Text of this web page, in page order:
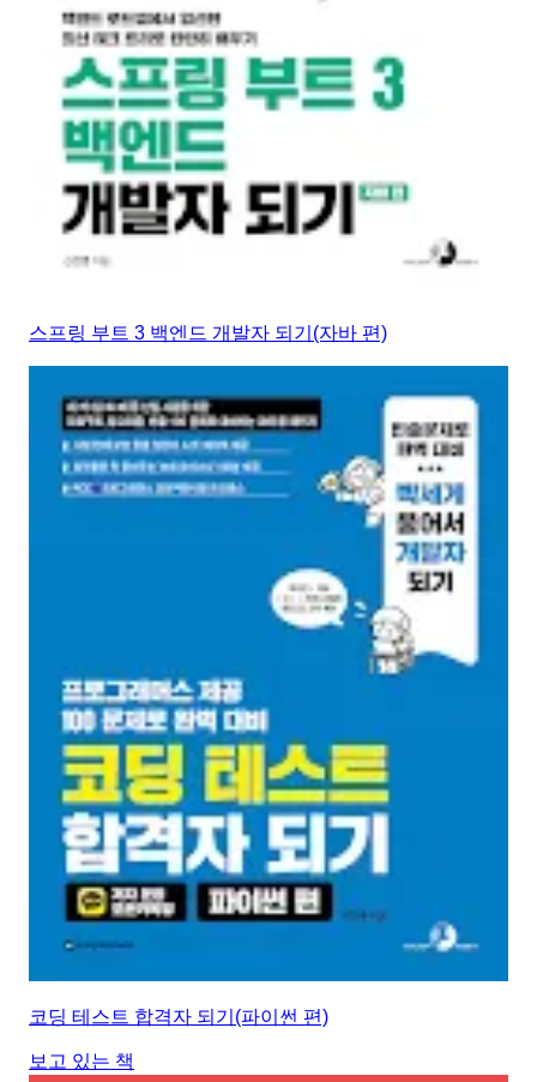
스프링 부트 3 백엔드 개발자 되기(자바 편)
코딩 테스트 합격자 되기(파이썬 편)
보고 있는 책